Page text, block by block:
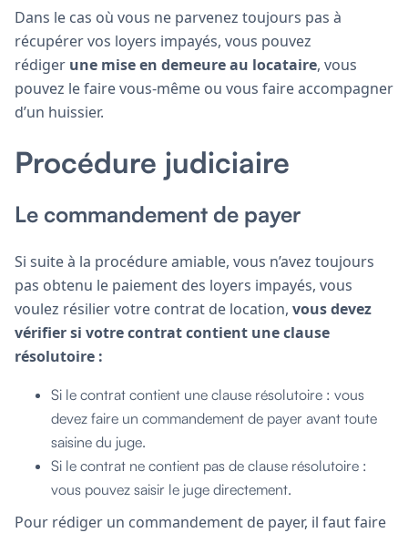
Dans le cas où vous ne parvenez toujours pas à
récupérer vos loyers impayés, vous pouvez
rédiger une mise en demeure au locataire, vous
pouvez le faire vous-même ou vous faire accompagner
d’un huissier.
Procédure judiciaire
Le commandement de payer
Si suite à la procédure amiable, vous n’avez toujours
pas obtenu le paiement des loyers impayés, vous
voulez résilier votre contrat de location, vous devez
vérifier si votre contrat contient une clause
résolutoire :
Si le contrat contient une clause résolutoire : vous
devez faire un commandement de payer avant toute
saisine du juge.
Si le contrat ne contient pas de clause résolutoire :
vous pouvez saisir le juge directement.
Pour rédiger un commandement de payer, il faut faire